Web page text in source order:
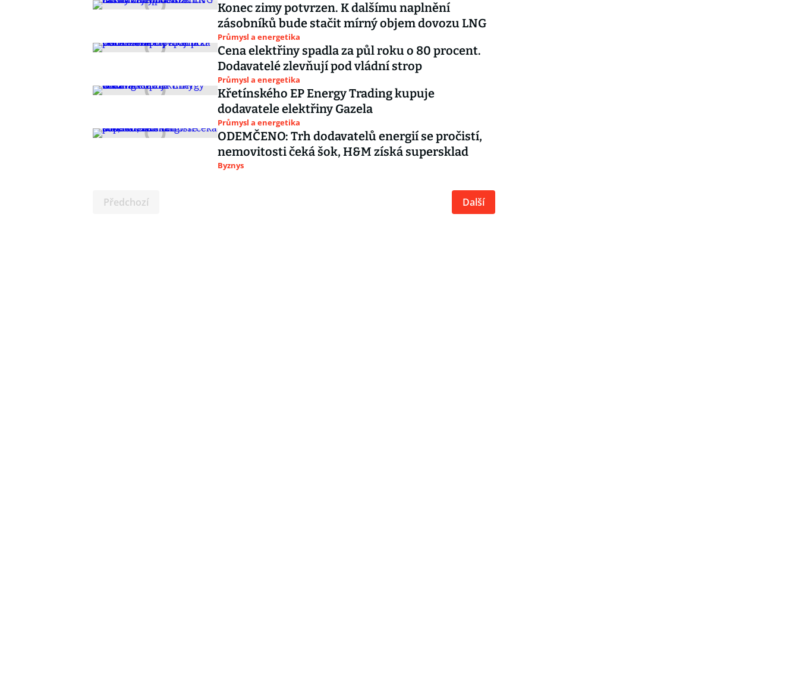
Konec zimy potvrzen. K dalšímu naplnění
zásobníků bude stačit mírný objem dovozu LNG
Průmysl a energetika
Cena elektřiny spadla za půl roku o 80 procent.
Dodavatelé zlevňují pod vládní strop
Průmysl a energetika
Křetínského EP Energy Trading kupuje
dodavatele elektřiny Gazela
Průmysl a energetika
ODEMČENO: Trh dodavatelů energií se pročistí,
nemovitosti čeká šok, H&M získá supersklad
Byznys
Předchozí Další